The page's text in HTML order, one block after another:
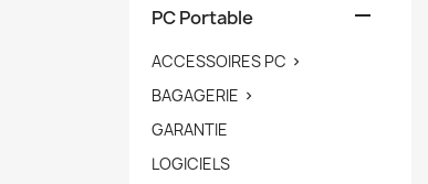
PC Portable

ACCESSOIRES PC 
BAGAGERIE 
GARANTIE
LOGICIELS